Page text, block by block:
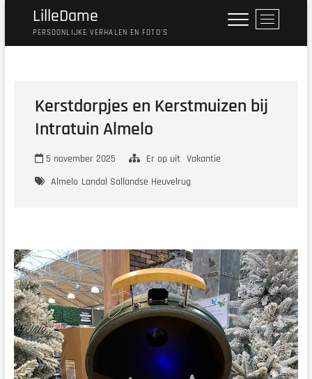
LilleDame
PERSOONLIJKE VERHALEN EN FOTO'S
M
e
n
o
Kerstdorpjes en Kerstmuizen bij
Intratuin Almelo
5 november 2025 Er op uit Vakantie
Almelo Landal Sallandse Heuvelrug